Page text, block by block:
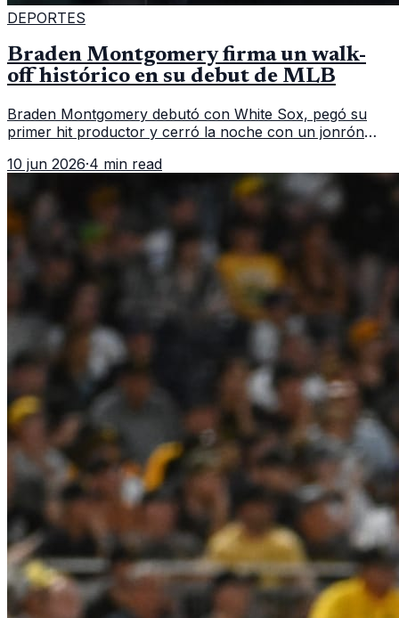
DEPORTES
Braden Montgomery firma un walk-
off histórico en su debut de MLB
Braden Montgomery debutó con White Sox, pegó su
primer hit productor y cerró la noche con un jonrón
caso de este tipo en la historia.
10 jun 2026·4 min read